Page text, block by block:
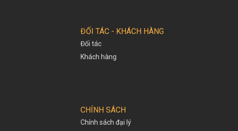
ĐỐI TÁC - KHÁCH HÀNG
Đối tác
Khách hàng
CHÍNH SÁCH
Chính sách đại lý